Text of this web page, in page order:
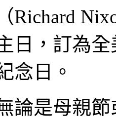
Richard
日，訂為
念日。
是母親節